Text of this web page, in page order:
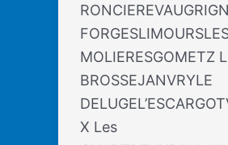
MOLIERESGOMETZ
BROSSEJANVRYLE
X Les